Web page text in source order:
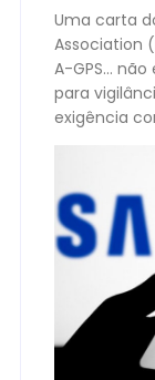
Uma carta
Association
A-GPS…
para
exigência